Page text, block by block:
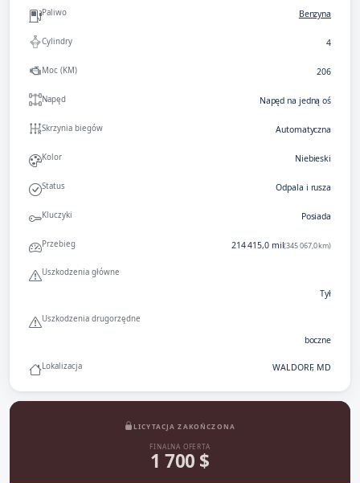
Paliwo Benzyna
Cylindry 4
Moc (KM) 206
Napęd Napęd na jedną oś
Skrzynia biegów Automatyczna
Kolor Niebieski
Status Odpala i rusza
Kluczyki Posiada
Przebieg 214 415,0 mil(345 067,0 km)
Uszkodzenia główne
Tył
Uszkodzenia drugorzędne
boczne
Lokalizacja WALDORF, MD
LICYTACJA ZAKOŃCZONA
FINALNA OFERTA
1 700 $